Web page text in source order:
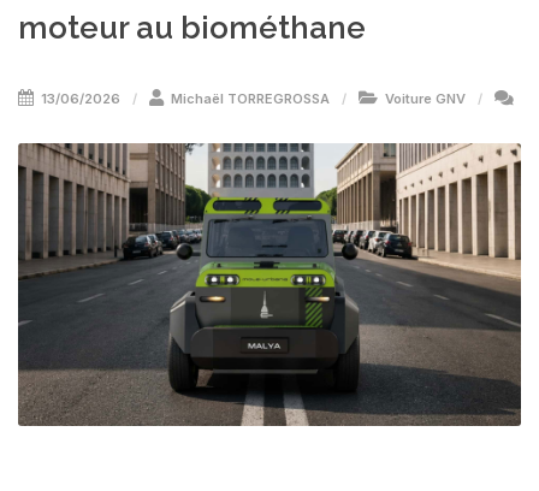
moteur au biométhane
13/06/2026 Michaël TORREGROSSA Voiture GNV